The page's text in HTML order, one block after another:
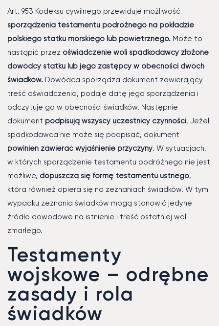
Art. 953 Kodeksu cywilnego przewiduje możliwość
sporządzenia testamentu podróżnego na pokładzie
polskiego statku morskiego lub powietrznego. Może to
nastąpić przez oświadczenie woli spadkodawcy złożone
dowódcy statku lub jego zastępcy w obecności dwóch
świadków. Dowódca sporządza dokument zawierający
treść oświadczenia, podaje datę jego sporządzenia i
odczytuje go w obecności świadków. Następnie
dokument podpisują wszyscy uczestnicy czynności. Jeżeli
spadkodawca nie może się podpisać, dokument
powinien zawierać wyjaśnienie przyczyny. W sytuacjach,
w których sporządzenie testamentu podróżnego nie jest
możliwe, dopuszcza się formę testamentu ustnego,
która również opiera się na zeznaniach świadków. W tym
wypadku zeznania świadków mogą stanowić jedyne
źródło dowodowe na istnienie i treść ostatniej woli
zmarłego.
Testamenty
wojskowe – odrębne
zasady i rola
świadków